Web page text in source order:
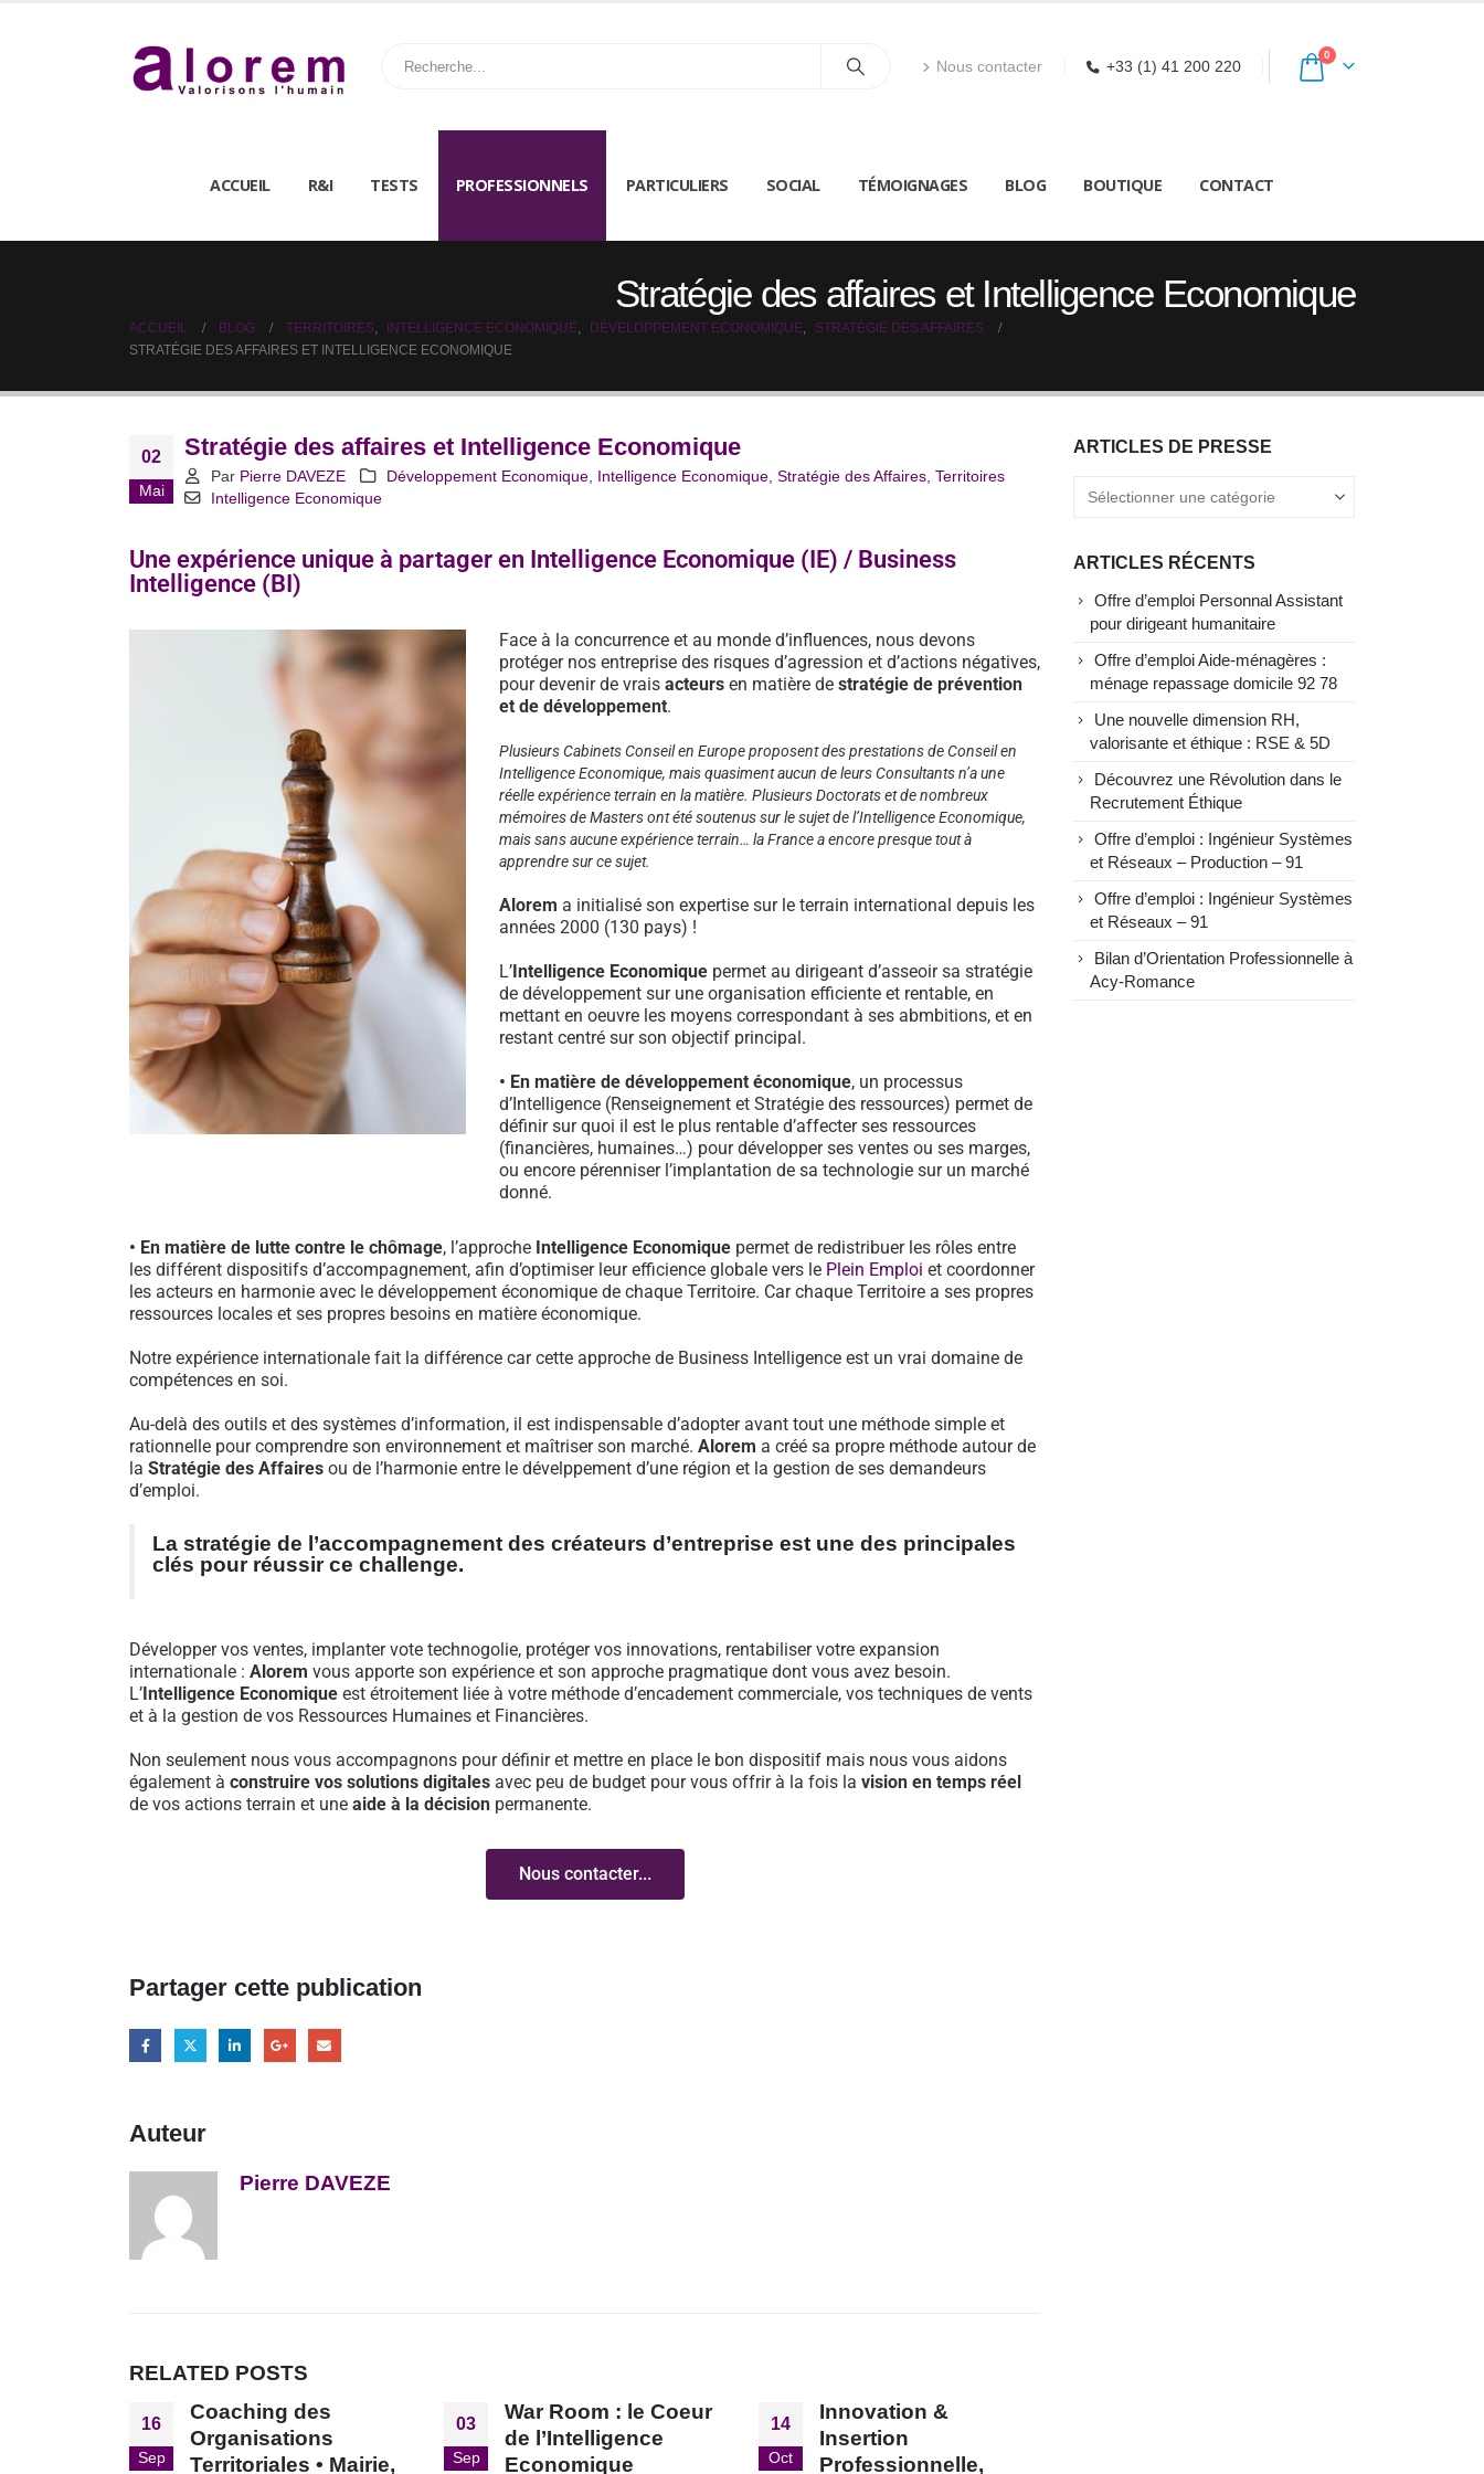
Nous contacter +33 (1) 41 200 220
0
ACCUEIL R&I TESTS PROFESSIONNELS PARTICULIERS SOCIAL TÉMOIGNAGES BLOG BOUTIQUE CONTACT
Stratégie des affaires et Intelligence Economique
ACCUEIL BLOG TERRITOIRES INTELLIGENCE ECONOMIQUE DÉVELOPPEMENT ECONOMIQUE
STRATÉGIE DES AFFAIRES
STRATÉGIE DES AFFAIRES ET INTELLIGENCE ECONOMIQUE
02
Mai
Stratégie des affaires et Intelligence Economique
Par Pierre DAVEZE Développement Economique, Intelligence Economique, Stratégie des Affaires, Territoires
Intelligence Economique
Une expérience unique à partager en Intelligence Economique (IE) / Business
Intelligence (BI)
Face à la concurrence et au monde d’influences, nous devons
protéger nos entreprise des risques d’agression et d’actions négatives,
pour devenir de vrais acteursen matière de stratégie de prévention
et de développement.
Plusieurs Cabinets Conseil en Europe proposent des prestations de Conseil en
Intelligence Economique, mais quasiment aucun de leurs Consultants n’a une
réelle expérience terrain en la matière. Plusieurs Doctorats et de nombreux
mémoires de Masters ont été soutenus sur le sujet de l’Intelligence Economique,
mais sans aucune expérience terrain… la France a encore presque tout à
apprendre sur ce sujet.
Alorem a initialisé son expertise sur le terrain international depuis les
années 2000 (130 pays) !
L’Intelligence Economiquepermet au dirigeant d’asseoir sa stratégie
de développement sur une organisation efficiente et rentable, en
mettant en oeuvre les moyens correspondant à ses abmbitions, et en
restant centré sur son objectif principal.
• En matière de développement économique, un processus
d’Intelligence (Renseignement et Stratégie des ressources) permet de
définir sur quoi il est le plus rentable d’affecter ses ressources
(financières, humaines…) pour développer ses ventes ou ses marges,
ou encore pérenniser l’implantation de sa technologie sur un marché
donné.
• En matière de lutte contre le chômage, l’approche Intelligence Economique permet de redistribuer les rôles entre
les différent dispositifs d’accompagnement, afin d’optimiser leur efficience globale vers le Plein Emploi et coordonner
les acteurs en harmonie avec le développement économique de chaque Territoire. Car chaque Territoire a ses propres
ressources locales et ses propres besoins en matière économique.
Notre expérience internationale fait la différence car cette approche de Business Intelligence est un vrai domaine de
compétences en soi.
Au-delà des outils et des systèmes d’information, il est indispensable d’adopter avant tout une méthode simple et
rationnelle pour comprendre son environnement et maîtriser son marché. Alorem a créé sa propre méthode autour de
la Stratégie des Affaires ou de l’harmonie entre le dévelppement d’une région et la gestion de ses demandeurs
d’emploi.
La stratégie de l’accompagnement des créateurs d’entreprise est une des principales
clés pour réussir ce challenge.
Développer vos ventes, implanter vote technogolie, protéger vos innovations, rentabiliser votre expansion
internationale : Alorem vous apporte son expérience et son approche pragmatique dont vous avez besoin.
L’Intelligence Economique est étroitement liée à votre méthode d’encadement commerciale, vos techniques de vents
et à la gestion de vos Ressources Humaines et Financières.
Non seulement nous vous accompagnons pour définir et mettre en place le bon dispositif mais nous vous aidons
également à construire vos solutions digitales avec peu de budget pour vous offrir à la fois la vision en temps réel
de vos actions terrain et une aide à la décision permanente.
Nous contacter...
Partager cette publication
Auteur
Pierre DAVEZE
RELATED POSTS
03
Sep
War Room : le Coeur
de l’Intelligence
Economique
14
Oct
Innovation &
Insertion
Professionnelle,
11
Mar
Tiers Lieu de
Compétences pour
l’attractivité du
ARTICLES DE PRESSE
ARTICLES RÉCENTS
Offre d’emploi Personnal Assistant
pour dirigeant humanitaire
Offre d’emploi Aide-ménagères :
ménage repassage domicile 92 78
Une nouvelle dimension RH,
valorisante et éthique : RSE & 5D
Découvrez une Révolution dans le
Recrutement Éthique
Offre d’emploi : Ingénieur Systèmes
et Réseaux – Production – 91
Offre d’emploi : Ingénieur Systèmes
et Réseaux – 91
Bilan d’Orientation Professionnelle à
Acy-Romance